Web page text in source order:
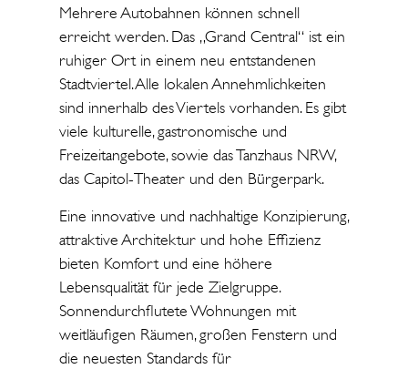
Mehrere Autobahnen können schnell
erreicht werden. Das „Grand Central“ ist ein
ruhiger Ort in einem neu entstandenen
Stadtviertel. Alle lokalen Annehmlichkeiten
sind innerhalb des Viertels vorhanden. Es gibt
viele kulturelle, gastronomische und
Freizeitangebote, sowie das Tanzhaus NRW,
das Capitol-Theater und den Bürgerpark.
Eine innovative und nachhaltige Konzipierung,
attraktive Architektur und hohe Effizienz
bieten Komfort und eine höhere
Lebensqualität für jede Zielgruppe.
Sonnendurchflutete Wohnungen mit
weitläufigen Räumen, großen Fenstern und
die neuesten Standards für